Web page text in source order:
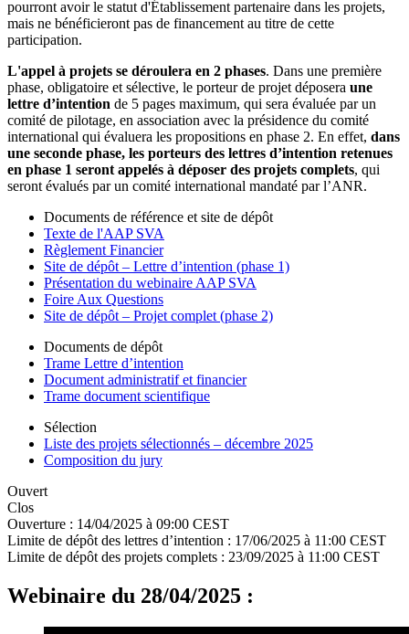
pourront avoir le statut d'Établissement partenaire dans les projets,
mais ne bénéficieront pas de financement au titre de cette
participation.
L'appel à projets se déroulera en 2 phases. Dans une première
phase, obligatoire et sélective, le porteur de projet déposera une
lettre d’intention de 5 pages maximum, qui sera évaluée par un
comité de pilotage, en association avec la présidence du comité
international qui évaluera les propositions en phase 2. En effet, dans
une seconde phase, les porteurs des lettres d’intention retenues
en phase 1 seront appelés à déposer des projets complets, qui
seront évalués par un comité international mandaté par l’ANR.
Documents de référence et site de dépôt
Texte de l'AAP SVA
Règlement Financier
Site de dépôt – Lettre d’intention (phase 1)
Présentation du webinaire AAP SVA
Foire Aux Questions
Site de dépôt – Projet complet (phase 2)
Documents de dépôt
Trame Lettre d’intention
Document administratif et financier
Trame document scientifique
Sélection
Liste des projets sélectionnés – décembre 2025
Composition du jury
Ouvert
Clos
Ouverture : 14/04/2025 à 09:00 CEST
Limite de dépôt des lettres d’intention : 17/06/2025 à 11:00 CEST
Limite de dépôt des projets complets : 23/09/2025 à 11:00 CEST
Webinaire du 28/04/2025 :